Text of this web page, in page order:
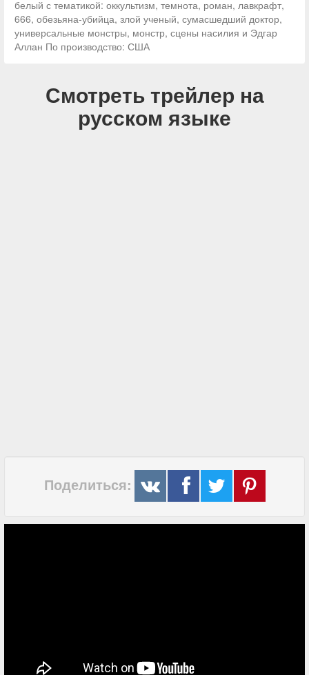
белый с тематикой: оккультизм, темнота, роман, лавкрафт,
666, обезьяна-убийца, злой ученый, сумасшедший доктор,
универсальные монстры, монстр, сцены насилия и Эдгар
Аллан По производство: США
Смотреть трейлер на
русском языке
Поделиться: